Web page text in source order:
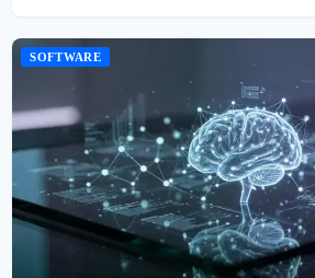
SOFTWARE